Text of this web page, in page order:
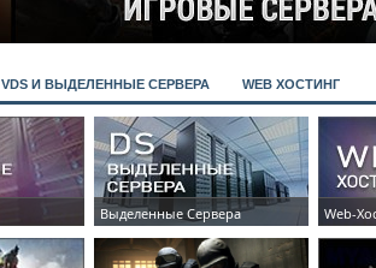
VDS И ВЫДЕЛЕННЫЕ СЕРВЕРА WEB ХОСТИНГ
Выделенные Сервера
ЗАКАЗАТЬ СЕРВЕР
Web-